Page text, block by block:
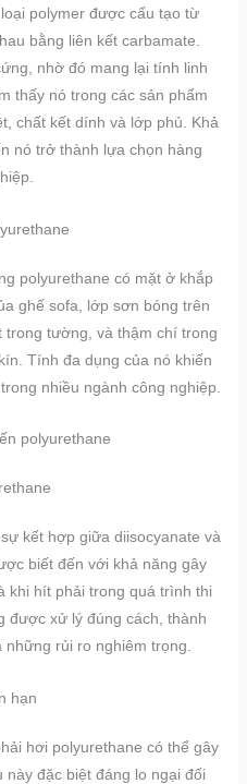
polymer được cấu tạo từ
bằng liên kết carbamate.
nhờ đó mang lại tính linh
thấy nó trong các sản phẩm
chất kết dính và lớp phủ. Khả
nó trở thành lựa chọn hàng
polyurethane có mặt ở khắp
ghế sofa, lớp sơn bóng trên
trong tường, và thậm chí trong
Tính đa dụng của nó khiến
nhiều ngành công nghiệp.
polyurethane
kết hợp giữa diisocyanate và
biết đến với khả năng gây
khi hít phải trong quá trình thi
được xử lý đúng cách, thành
rủi ro nghiêm trọng.
hạn
hơi polyurethane có thể gây
đặc biệt đáng lo ngại đối